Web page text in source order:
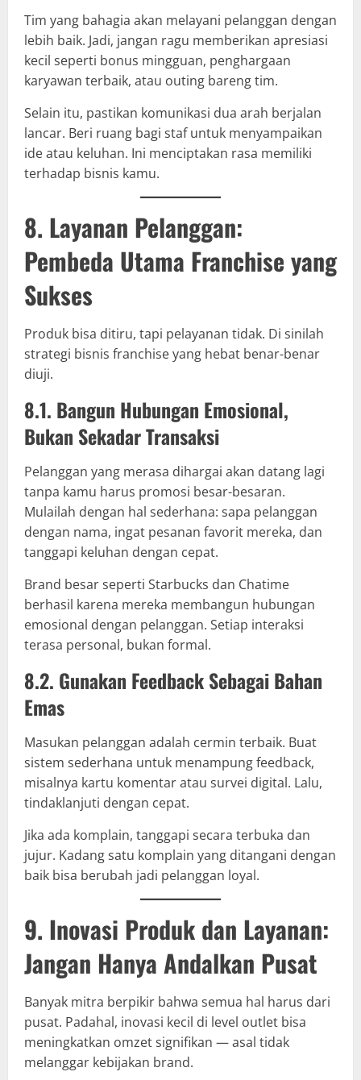
Tim yang bahagia akan melayani pelanggan dengan
lebih baik. Jadi, jangan ragu memberikan apresiasi
kecil seperti bonus mingguan, penghargaan
karyawan terbaik, atau outing bareng tim.
Selain itu, pastikan komunikasi dua arah berjalan
lancar. Beri ruang bagi staf untuk menyampaikan
ide atau keluhan. Ini menciptakan rasa memiliki
terhadap bisnis kamu.
8. Layanan Pelanggan:
Pembeda Utama Franchise yang
Sukses
Produk bisa ditiru, tapi pelayanan tidak. Di sinilah
strategi bisnis franchise yang hebat benar-benar
diuji.
8.1. Bangun Hubungan Emosional,
Bukan Sekadar Transaksi
Pelanggan yang merasa dihargai akan datang lagi
tanpa kamu harus promosi besar-besaran.
Mulailah dengan hal sederhana: sapa pelanggan
dengan nama, ingat pesanan favorit mereka, dan
tanggapi keluhan dengan cepat.
Brand besar seperti Starbucks dan Chatime
berhasil karena mereka membangun hubungan
emosional dengan pelanggan. Setiap interaksi
terasa personal, bukan formal.
8.2. Gunakan Feedback Sebagai Bahan
Emas
Masukan pelanggan adalah cermin terbaik. Buat
sistem sederhana untuk menampung feedback,
misalnya kartu komentar atau survei digital. Lalu,
tindaklanjuti dengan cepat.
Jika ada komplain, tanggapi secara terbuka dan
jujur. Kadang satu komplain yang ditangani dengan
baik bisa berubah jadi pelanggan loyal.
9. Inovasi Produk dan Layanan:
Jangan Hanya Andalkan Pusat
Banyak mitra berpikir bahwa semua hal harus dari
pusat. Padahal, inovasi kecil di level outlet bisa
meningkatkan omzet signifikan — asal tidak
melanggar kebijakan brand.